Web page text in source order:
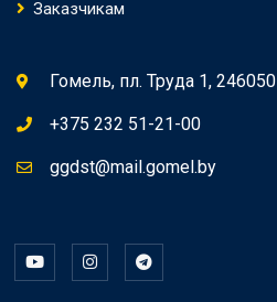
Заказчикам
Гомель, пл. Труда 1, 246050
+375 232 51-21-00
ggdst@mail.gomel.by